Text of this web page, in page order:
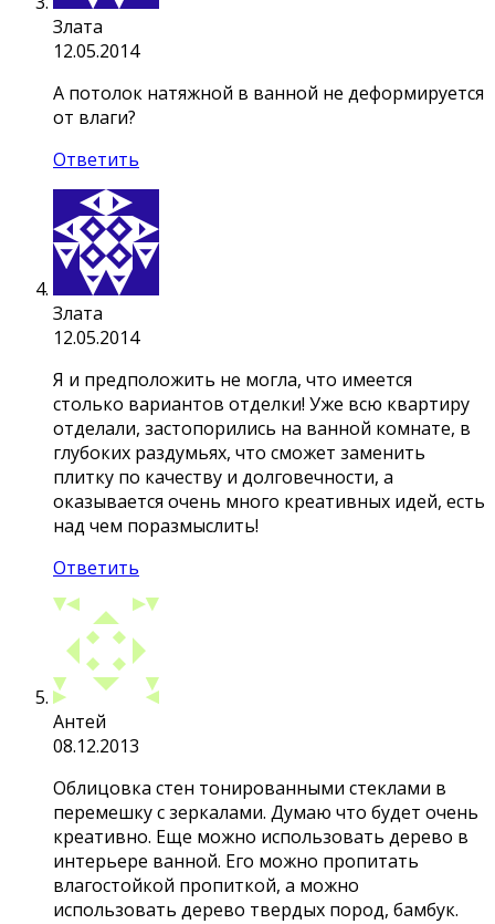
Злата
12.05.2014
А потолок натяжной в ванной не деформируется
от влаги?
Ответить
Злата
12.05.2014
Я и предположить не могла, что имеется
столько вариантов отделки! Уже всю квартиру
отделали, застопорились на ванной комнате, в
глубоких раздумьях, что сможет заменить
плитку по качеству и долговечности, а
оказывается очень много креативных идей, есть
над чем поразмыслить!
Ответить
Антей
08.12.2013
Облицовка стен тонированными стеклами в
перемешку с зеркалами. Думаю что будет очень
креативно. Еще можно использовать дерево в
интерьере ванной. Его можно пропитать
влагостойкой пропиткой, а можно
использовать дерево твердых пород, бамбук.